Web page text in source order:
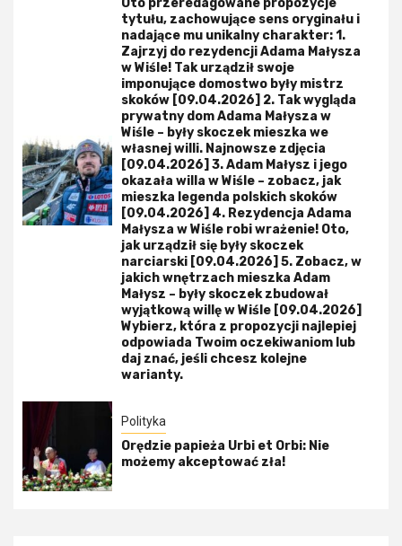
tytułu, zachowujące sens oryginału i
nadające mu unikalny charakter: 1.
Zajrzyj do rezydencji Adama Małysza
w Wiśle! Tak urządził swoje
imponujące domostwo były mistrz
skoków [09.04.2026] 2. Tak wygląda
prywatny dom Adama Małysza w
Wiśle – były skoczek mieszka we
własnej willi. Najnowsze zdjęcia
[09.04.2026] 3. Adam Małysz i jego
okazała willa w Wiśle – zobacz, jak
mieszka legenda polskich skoków
[09.04.2026] 4. Rezydencja Adama
Małysza w Wiśle robi wrażenie! Oto,
jak urządził się były skoczek
narciarski [09.04.2026] 5. Zobacz, w
jakich wnętrzach mieszka Adam
Małysz – były skoczek zbudował
wyjątkową willę w Wiśle [09.04.2026]
Wybierz, która z propozycji najlepiej
odpowiada Twoim oczekiwaniom lub
daj znać, jeśli chcesz kolejne
warianty.
Polityka
Orędzie papieża Urbi et Orbi: Nie
możemy akceptować zła!